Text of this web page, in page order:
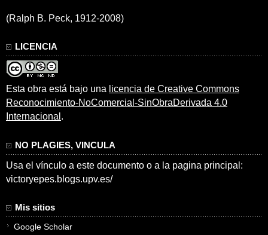
(Ralph B. Peck, 1912-2008)
LICENCIA
Esta obra está bajo una licencia de Creative Commons
Reconocimiento-NoComercial-SinObraDerivada 4.0
Internacional .
NO PLAGIES, VINCULA
Usa el vínculo a este documento o a la pagina principal:
victoryepes.blogs.upv.es/
Mis sitios
Google Scholar